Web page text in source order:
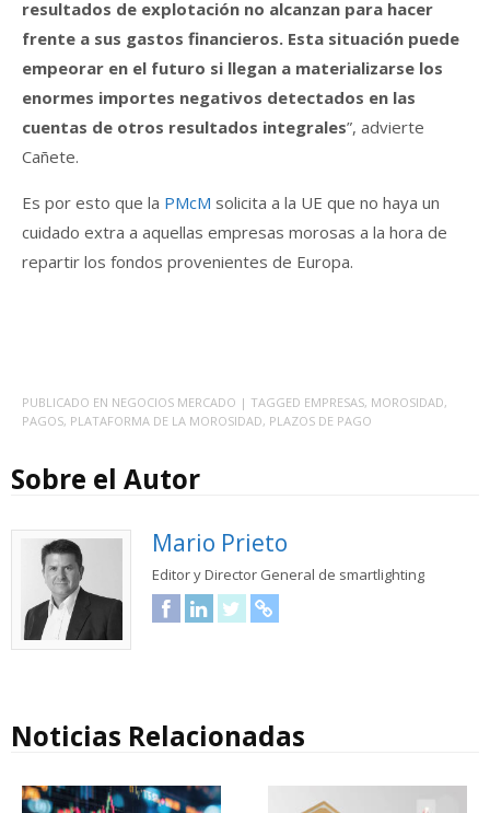
resultados de explotación no alcanzan para hacer
frente a sus gastos financieros. Esta situación puede
empeorar en el futuro si llegan a materializarse los
enormes importes negativos detectados en las
cuentas de otros resultados integrales”, advierte
Cañete.
Es por esto que la PMcM solicita a la UE que no haya un
cuidado extra a aquellas empresas morosas a la hora de
repartir los fondos provenientes de Europa.
PUBLICADO EN NEGOCIOS MERCADO | TAGGED EMPRESAS, MOROSIDAD,
PAGOS, PLATAFORMA DE LA MOROSIDAD, PLAZOS DE PAGO
Sobre el Autor
Mario Prieto
Editor y Director General de smartlighting
FacebookLinkedInTwitter
Noticias Relacionadas